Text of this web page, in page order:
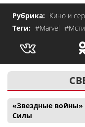
Рубрика: Кино и
Теги: #Marvel
«Звездные войны»
Силы